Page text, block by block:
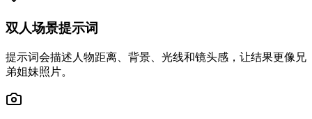
双人场景提示词
提示词会描述人物距离、背景、光线和镜头感，让结果更像兄
弟姐妹照片。